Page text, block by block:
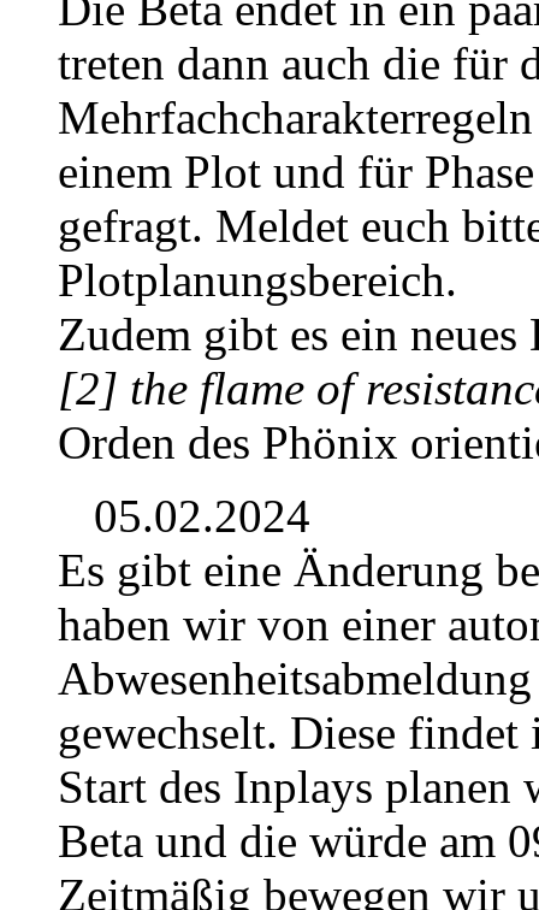
treten dann auch die für
einem Plot und für
gefragt. Meldet euch
Plotplanungsbereich.
Zudem gibt es ein
[2] the flame of
Orden des Phönix
05.02.2024
Es gibt eine Änderung
haben wir von einer
gewechselt. Diese
Start des Inplays
Beta und die würde am
Zeitmäßig bewegen wir